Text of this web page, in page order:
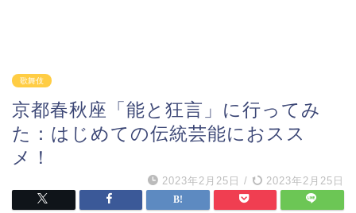
歌舞伎
京都春秋座「能と狂言」に行ってみ
た：はじめての伝統芸能におスス
メ！
2023年2月25日 / 2023年2月25日